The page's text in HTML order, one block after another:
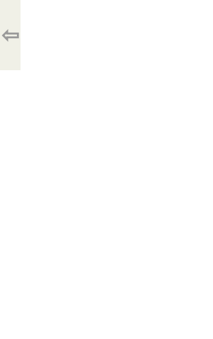
⇦